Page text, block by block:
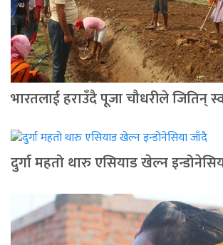
भारतलाई हराउँदै पूजा चौधरीले जितिन्
दुर्गा महतो थारु एसियाड खेल्न